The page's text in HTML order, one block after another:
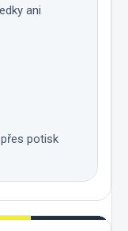
ani
potisk